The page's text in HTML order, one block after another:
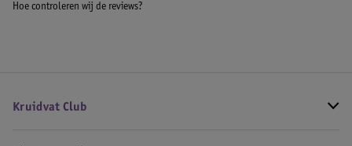
Hoe controleren wij de reviews?
Kruidvat Club